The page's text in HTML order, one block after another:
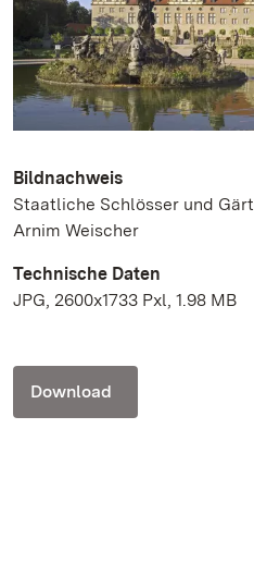
Bildnachweis
Staatliche Schlösser und
Arnim Weischer
Technische Daten
JPG, 2600x1733 Pxl, 1.98 MB
Download